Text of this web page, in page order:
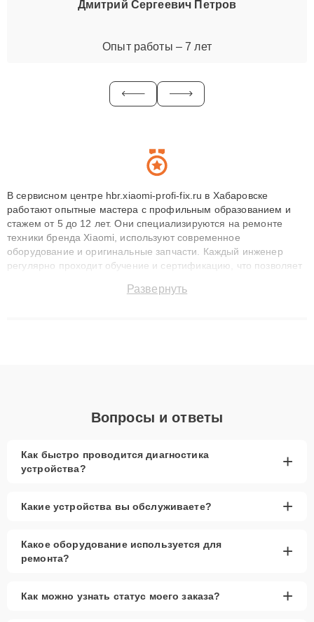
Дмитрий Сергеевич Петров
Опыт работы – 7 лет
В сервисном центре hbr.xiaomi-profi-fix.ru в Хабаровске
работают опытные мастера с профильным образованием и
стажем от 5 до 12 лет. Они специализируются на ремонте
техники бренда Xiaomi, используют современное
оборудование и оригинальные запчасти. Каждый инженер
регулярно проходит обучение и сертификацию, что позволяет
технику с сохранением гарантии до 3 лет. Наши мастера
Развернуть
Вопросы и ответы
Как быстро проводится диагностика
устройства?
+
Какие устройства вы обслуживаете? +
Какое оборудование используется для
ремонта?
+
Как можно узнать статус моего заказа? +